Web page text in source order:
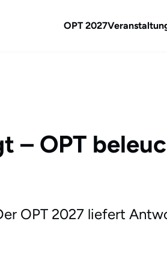
OPT 2027
– OPT
OPT 2027 liefert